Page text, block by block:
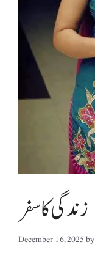
زندگی کا سفر
December 16, 2025by